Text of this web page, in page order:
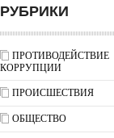
РУБРИКИ
ПРОТИВОДЕЙСТВИЕ
КОРРУПЦИИ
ПРОИСШЕСТВИЯ
ОБЩЕСТВО